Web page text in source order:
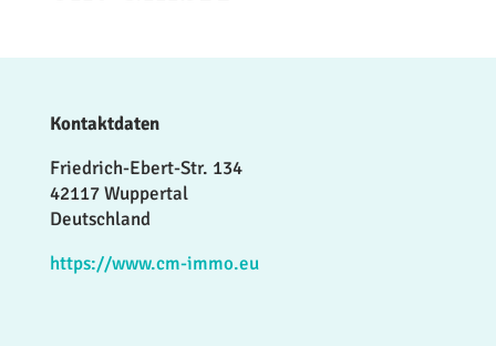
Kontaktdaten
Friedrich-Ebert-Str. 134
42117 Wuppertal
Deutschland
https://www.cm-immo.eu